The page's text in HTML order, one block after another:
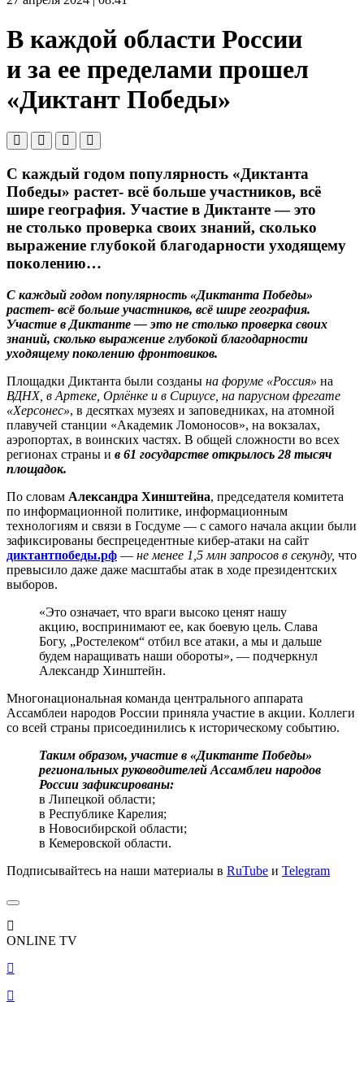
В каждой области России
и за ее пределами прошел
«Диктант Победы»
С каждый годом популярность «Диктанта
Победы» растет- всё больше участников, всё
шире география. Участие в Диктанте — это
не столько проверка своих знаний, сколько
выражение глубокой благодарности уходящему
поколению…
С каждый годом популярность «Диктанта Победы»
растет- всё больше участников, всё шире география.
Участие в Диктанте — это не столько проверка своих
знаний, сколько выражение глубокой благодарности
уходящему поколению фронтовиков.
Площадки Диктанта были созданы на форуме «Россия» на
ВДНХ, в Артеке, Орлёнке и в Сириусе, на парусном фрегате
«Херсонес», в десятках музеях и заповедниках, на атомной
плавучей станции «Академик Ломоносов», на вокзалах,
аэропортах, в воинских частях. В общей сложности во всех
регионах страны и в 61 государстве открылось 28 тысяч
площадок.
По словам Александра Хинштейна, председателя комитета
по информационной политике, информационным
технологиям и связи в Госдуме — с самого начала акции были
зафиксированы беспрецедентные кибер-атаки на сайт
диктантпобеды.рф — не менее 1,5 млн запросов в секунду, что
превысило даже даже масштабы атак в ходе президентских
выборов.
«Это означает, что враги высоко ценят нашу
акцию, воспринимают ее, как боевую цель. Слава
Богу, „Ростелеком“ отбил все атаки, а мы и дальше
будем наращивать наши обороты», — подчеркнул
Александр Хинштейн.
Многонациональная команда центрального аппарата
Ассамблеи народов России приняла участие в акции. Коллеги
со всей страны присоединились к историческому событию.
Таким образом, участие в «Диктанте Победы»
региональных руководителей Ассамблеи народов
России зафиксированы:
в Липецкой области;
в Республике Карелия;
в Новосибирской области;
в Кемеровской области.
Подписывайтесь на наши материалы в RuTube и Telegram
ONLINE TV